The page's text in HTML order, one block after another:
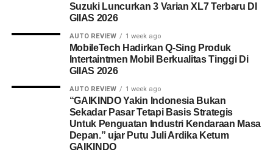
Suzuki Luncurkan 3 Varian XL7 Terbaru DI
GIIAS 2026
AUTO REVIEW 1 week ago
MobileTech Hadirkan Q-Sing Produk
Intertaintmen Mobil Berkualitas Tinggi Di
GIIAS 2026
AUTO REVIEW 1 week ago
“GAIKINDO Yakin Indonesia Bukan
Sekadar Pasar Tetapi Basis Strategis
Untuk Penguatan Industri Kendaraan Masa
Depan.” ujar Putu Juli Ardika Ketum
GAIKINDO